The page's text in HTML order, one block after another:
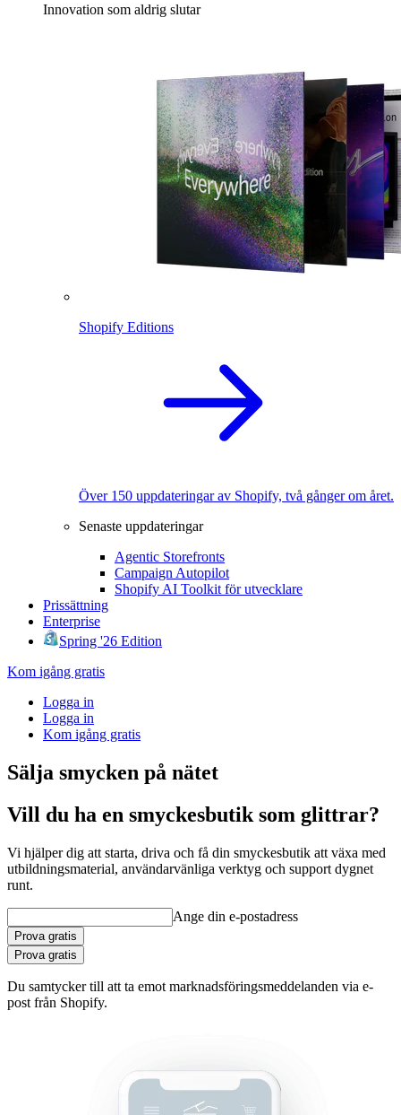
Innovation som aldrig slutar
Shopify Editions
Över 150 uppdateringar av Shopify, två gånger om året.
Senaste uppdateringar
Agentic Storefronts
Campaign Autopilot
Shopify AI Toolkit för utvecklare
Prissättning
Enterprise
Spring '26 Edition
Kom igång gratis
Logga in
Logga in
Kom igång gratis
Sälja smycken på nätet
Vill du ha en smyckesbutik som glittrar?
Vi hjälper dig att starta, driva och få din smyckesbutik att växa med
utbildningsmaterial, användarvänliga verktyg och support dygnet
runt.
Ange din e-postadress
Prova gratis
Prova gratis
Du samtycker till att ta emot marknadsföringsmeddelanden via e-
post från Shopify.